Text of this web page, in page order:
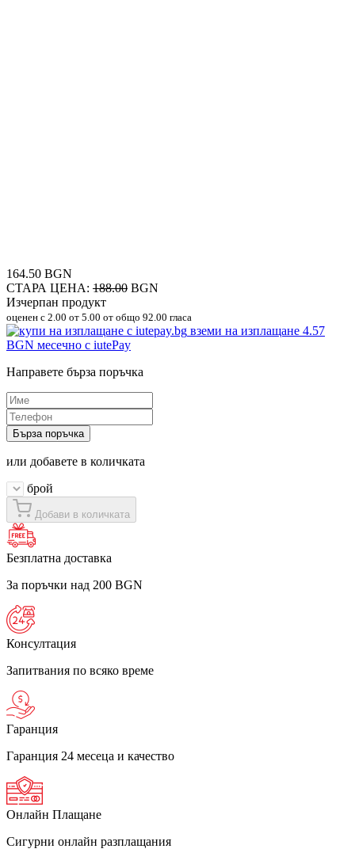
164.50 BGN
СТАРА ЦЕНА: 188.00 BGN
Изчерпан продукт
оценен с 2.00 от 5.00 от общо 92.00 гласа
вземи на изплащане 4.57
BGN месечно с iutePay
Направете бърза поръчка
Бърза поръчка
или добавете в количката
брой
Добави в количката
Безплатна доставка
За поръчки над 200 BGN
Консултация
Запитвания по всяко време
Гаранция
Гаранция 24 месеца и качество
Онлайн Плащане
Сигурни онлайн разплащания